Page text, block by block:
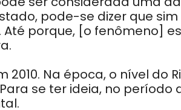
pode-se dizer que
porque, [o fenômeno]
Na época, o nível do
se ter ideia, no período